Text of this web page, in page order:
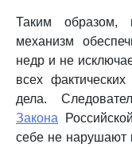
Таким образом,
механизм
недр и не
всех
дела.
Закона
себе не нарушают